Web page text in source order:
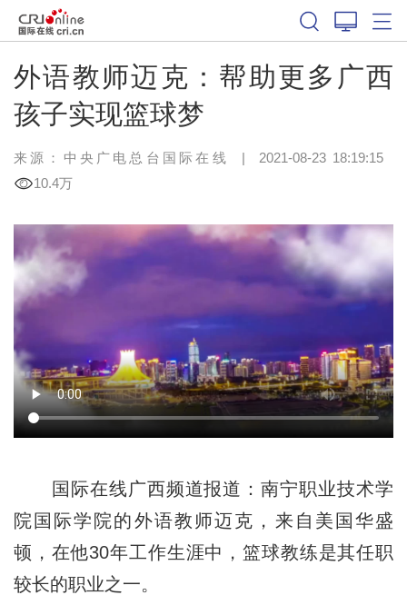
外语教师迈克：帮助更多广西
孩子实现篮球梦
来源：中央广电总台国际在线 | 2021-08-23 18:19:15
10.4万
国际在线广西频道报道：南宁职业技术学
院国际学院的外语教师迈克，来自美国华盛
顿，在他30年工作生涯中，篮球教练是其任职
较长的职业之一。